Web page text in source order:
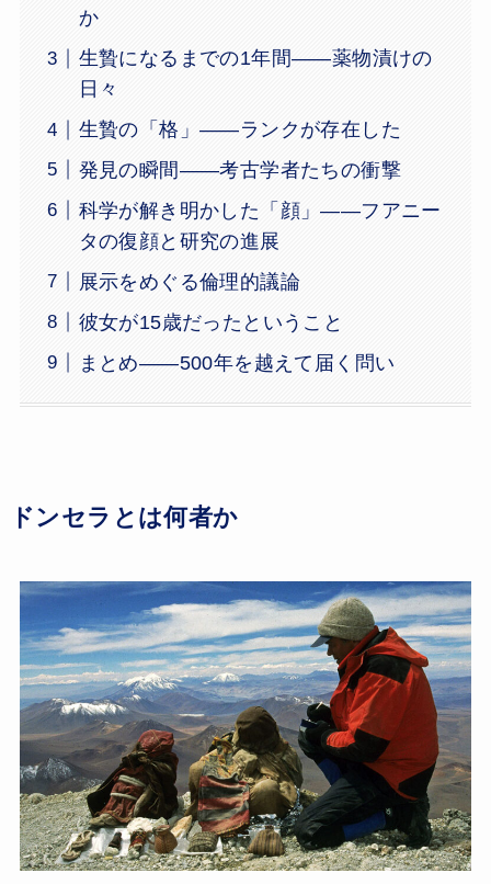
か
生贄になるまでの1年間——薬物漬けの
日々
生贄の「格」——ランクが存在した
発見の瞬間——考古学者たちの衝撃
科学が解き明かした「顔」——フアニー
タの復顔と研究の進展
展示をめぐる倫理的議論
彼女が15歳だったということ
まとめ——500年を越えて届く問い
ドンセラとは何者か